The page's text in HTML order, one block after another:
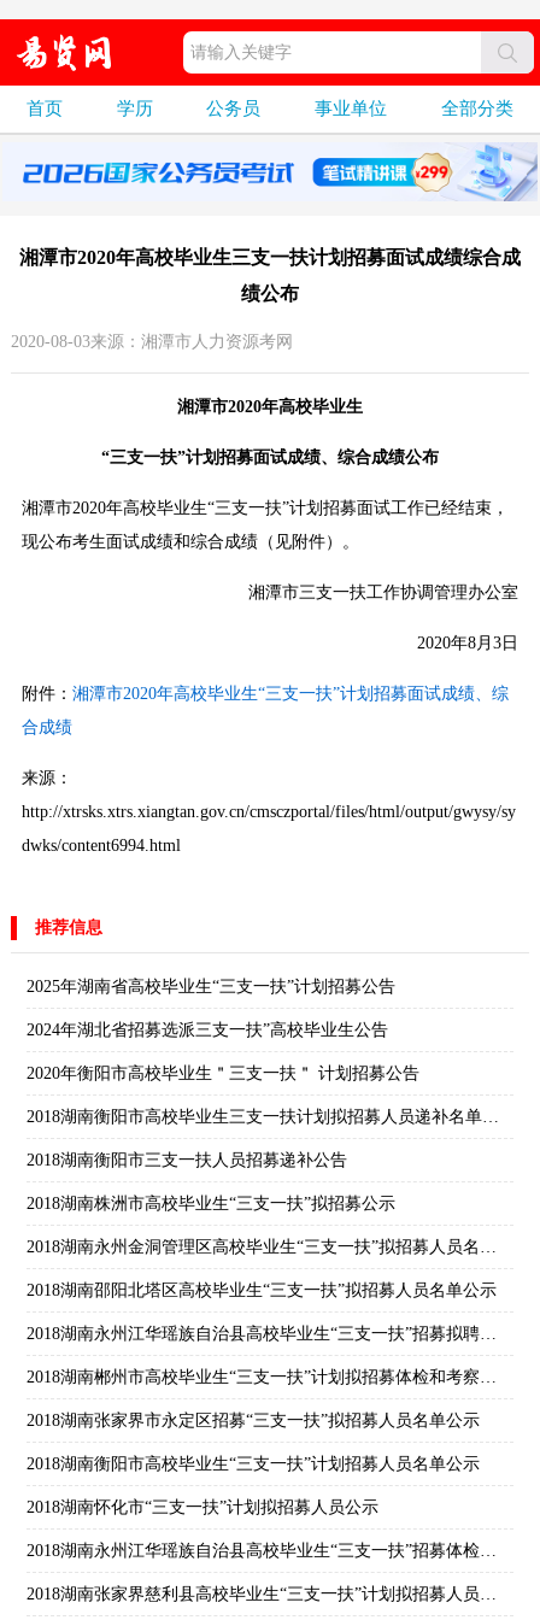
首页 学历 公务员 事业单位 全部分类
湘潭市2020年高校毕业生三支一扶计划招募面试成绩综合成
绩公布
2020-08-03来源：湘潭市人力资源考网
湘潭市2020年高校毕业生
“三支一扶”计划招募面试成绩、综合成绩公布
湘潭市2020年高校毕业生“三支一扶”计划招募面试工作已经结束，
现公布考生面试成绩和综合成绩（见附件）。
湘潭市三支一扶工作协调管理办公室
2020年8月3日
附件： 湘潭市2020年高校毕业生“三支一扶”计划招募面试成绩、综
合成绩
来源：
http://xtrsks.xtrs.xiangtan.gov.cn/cmsczportal/files/html/output/gwysy/sy
dwks/content6994.html
推荐信息
2025年湖南省高校毕业生“三支一扶”计划招募公告
2024年湖北省招募选派三支一扶”高校毕业生公告
2020年衡阳市高校毕业生＂三支一扶＂ 计划招募公告
2018湖南衡阳市高校毕业生三支一扶计划拟招募人员递补名单公示
2018湖南衡阳市三支一扶人员招募递补公告
2018湖南株洲市高校毕业生“三支一扶”拟招募公示
2018湖南永州金洞管理区高校毕业生“三支一扶”拟招募人员名单公示
2018湖南邵阳北塔区高校毕业生“三支一扶”拟招募人员名单公示
2018湖南永州江华瑶族自治县高校毕业生“三支一扶”招募拟聘用人员名单公示
2018湖南郴州市高校毕业生“三支一扶”计划拟招募体检和考察通知
2018湖南张家界市永定区招募“三支一扶”拟招募人员名单公示
2018湖南衡阳市高校毕业生“三支一扶”计划招募人员名单公示
2018湖南怀化市“三支一扶”计划拟招募人员公示
2018湖南永州江华瑶族自治县高校毕业生“三支一扶”招募体检合格人员名单公示
2018湖南张家界慈利县高校毕业生“三支一扶”计划拟招募人员名单公示